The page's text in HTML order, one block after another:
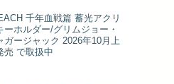
千年血戦篇 蓄光アクリ
ーホルダー/グリムジョー・
ガージャック 2026年10月上
売 で取扱中